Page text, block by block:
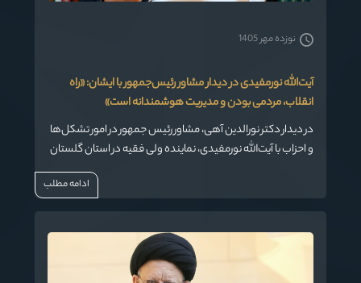
آیت‌الله نورمفیدی در دیدار مشاور رئیس‌جمهور با ایشان: «راه
انقلاب، مردمی بودن و مدیریت هوشمندانه است»
در دیدار دکتر نورالدین آهی، مشاور رئیس جمهور در امور تشکل‌ها
و احزاب با آیت‌الله نورمفیدی، نماینده ولی فقیه در استان گلستان
با تأکید بر ضرورت مردمی بودن گفتمان انقلاب و لزوم مدیریت
نوزده مهر 1405
ادامه مطلب